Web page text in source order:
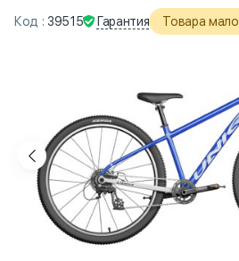
Код : 39515 Гарантия Товара мало